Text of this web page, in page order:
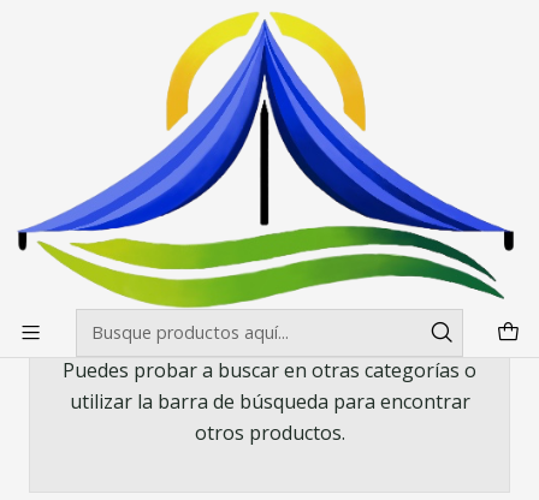
Envíos gratis desde $500.000 en Santiago
Mesas, manteles y sillas Manteles
Mantel para Mesa Redonda de 152 cm. diametro Negro y
Mantel para Mesa Redonda de 152 cm.
diametro Negro y Blanco
Todavía no hay productos disponibles aquí
Puedes probar a buscar en otras categorías o
utilizar la barra de búsqueda para encontrar
otros productos.